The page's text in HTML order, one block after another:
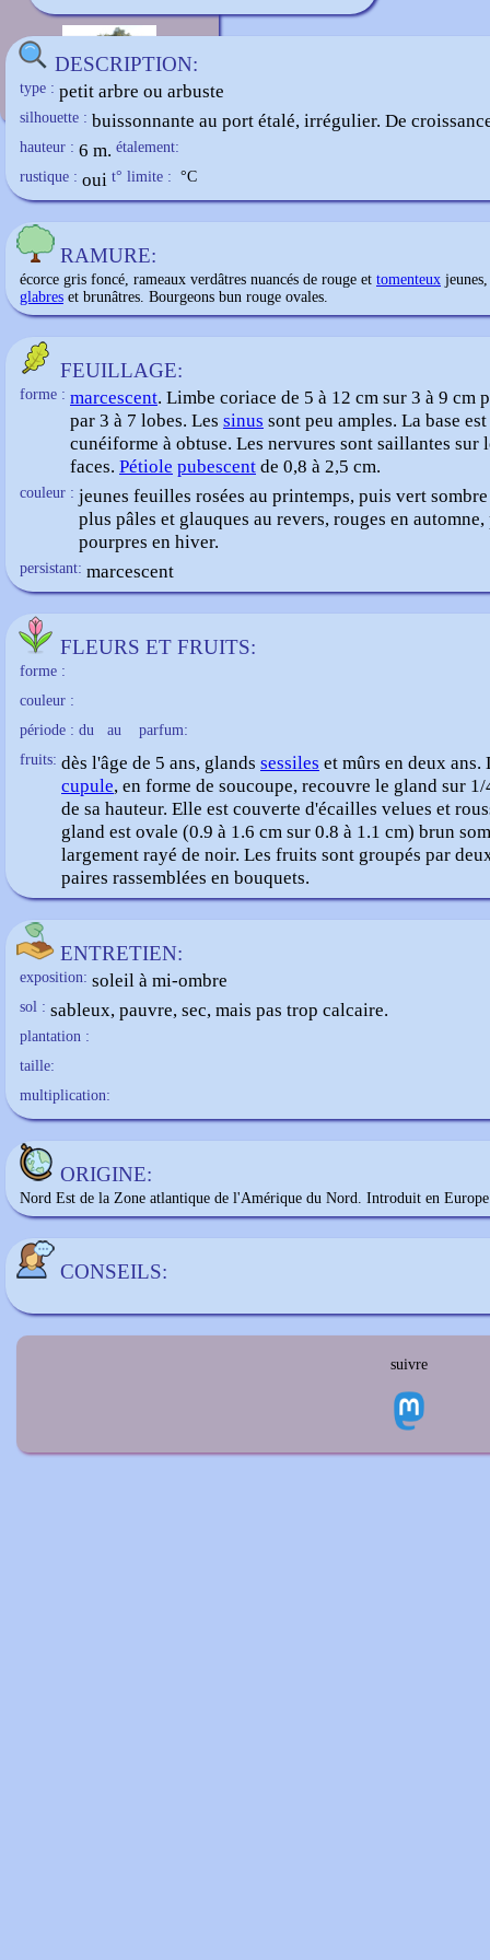
DESCRIPTION:
type : petit arbre ou arbuste
silhouette : buissonnante au port étalé, irrégulier. De
hauteur : 6 m. étalement:
rustique : oui t° limite : °C
RAMURE:
écorce gris foncé, rameaux verdâtres nuancés de rouge et tomenteux
glabres et brunâtres. Bourgeons bun rouge ovales.
FEUILLAGE:
forme : marcescent. Limbe coriace de 5 à 12 cm sur 3 à 9 cm
par 3 à 7 lobes. Les sinus sont peu amples. La base est
cunéiforme à obtuse. Les nervures sont saillantes sur
faces. Pétiole pubescent de 0,8 à 2,5 cm.
couleur : jeunes feuilles rosées au printemps, puis vert sombre
plus pâles et glauques au revers, rouges en automne,
pourpres en hiver.
persistant: marcescent
FLEURS ET FRUITS:
forme :
couleur :
période : du
au
parfum:
fruits: dès l'âge de 5 ans, glands sessiles et mûrs en deux ans.
cupule, en forme de soucoupe, recouvre le gland sur
de sa hauteur. Elle est couverte d'écailles velues et
gland est ovale (0.9 à 1.6 cm sur 0.8 à 1.1 cm) brun
largement rayé de noir. Les fruits sont groupés par
paires rassemblées en bouquets.
ENTRETIEN:
exposition: soleil à mi-ombre
sol : sableux, pauvre, sec, mais pas trop calcaire.
plantation :
taille:
multiplication:
ORIGINE:
Nord Est de la Zone atlantique de l'Amérique du Nord. Introduit en
CONSEILS:
suivre